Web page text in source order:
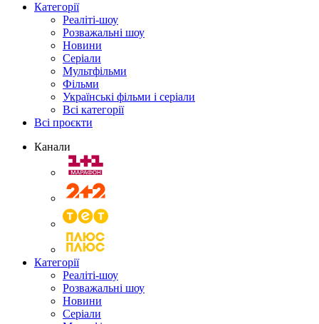
Категорії
Реаліті-шоу
Розважальні шоу
Новини
Серіали
Мультфільми
Фільми
Українські фільми і серіали
Всі категорії
Всі проєкти
Канали
Категорії
Реаліті-шоу
Розважальні шоу
Новини
Серіали